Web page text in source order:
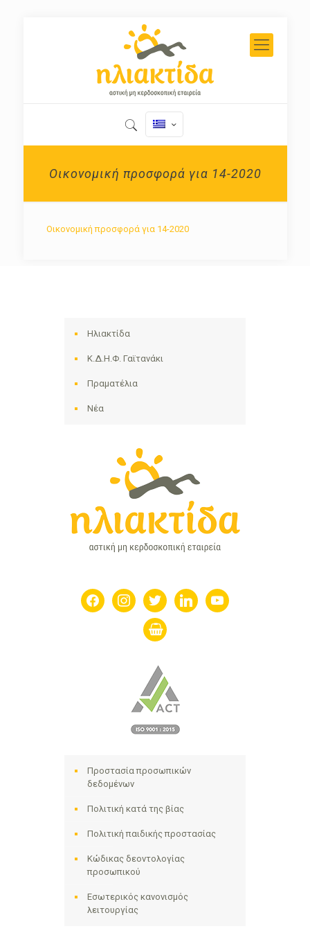
Οικονομική προσφορά για 14-2020
Οικονομική προσφορά για 14-2020
Ηλιακτίδα
Κ.Δ.Η.Φ. Γαϊτανάκι
Πραματέλια
Νέα
facebookinstagramtwitter linkedin youtube
shopping-
basket
Προστασία προσωπικών
δεδομένων
Πολιτική κατά της βίας
Πολιτική παιδικής προστασίας
Κώδικας δεοντολογίας
προσωπικού
Εσωτερικός κανονισμός
λειτουργίας